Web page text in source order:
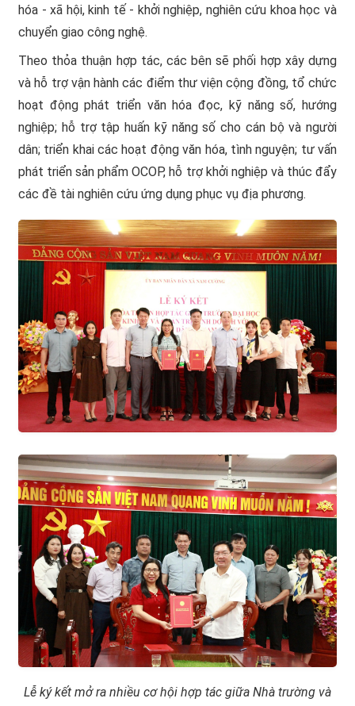
hóa - xã hội, kinh tế - khởi nghiệp, nghiên cứu khoa học và
chuyển giao công nghệ.
Theo thỏa thuận hợp tác, các bên sẽ phối hợp xây dựng
và hỗ trợ vận hành các điểm thư viện cộng đồng, tổ chức
hoạt động phát triển văn hóa đọc, kỹ năng số, hướng
nghiệp; hỗ trợ tập huấn kỹ năng số cho cán bộ và người
dân; triển khai các hoạt động văn hóa, tình nguyện; tư vấn
phát triển sản phẩm OCOP, hỗ trợ khởi nghiệp và thúc đẩy
các đề tài nghiên cứu ứng dụng phục vụ địa phương.
Lễ ký kết mở ra nhiều cơ hội hợp tác giữa Nhà trường và